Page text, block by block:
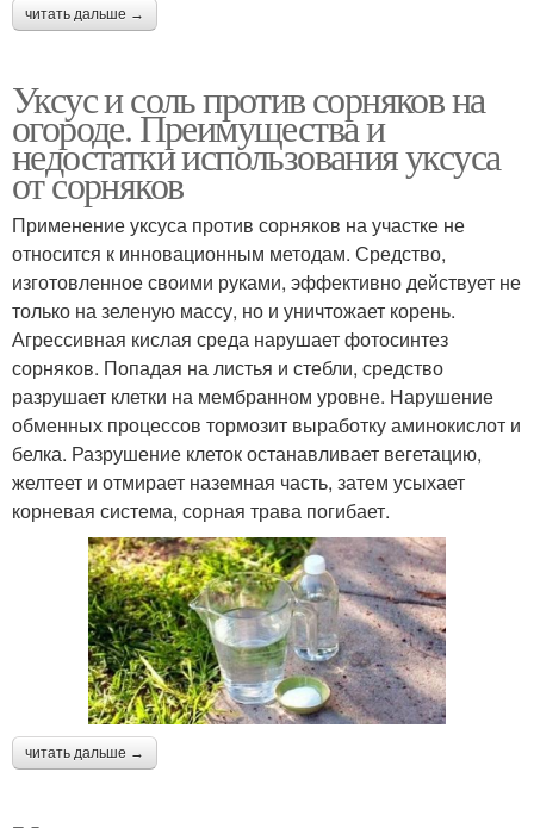
читать дальше →
Уксус и соль против сорняков на
огороде. Преимущества и
недостатки использования уксуса
от сорняков
Применение уксуса против сорняков на участке не
относится к инновационным методам. Средство,
изготовленное своими руками, эффективно действует не
только на зеленую массу, но и уничтожает корень.
Агрессивная кислая среда нарушает фотосинтез
сорняков. Попадая на листья и стебли, средство
разрушает клетки на мембранном уровне. Нарушение
обменных процессов тормозит выработку аминокислот и
белка. Разрушение клеток останавливает вегетацию,
желтеет и отмирает наземная часть, затем усыхает
корневая система, сорная трава погибает.
читать дальше →